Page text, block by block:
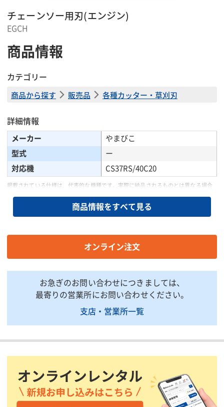
チェーンソー用刃(エンジン)
EGCH
商品情報
カテゴリー
商品から探す 販売品 各種カッター・草刈刃
詳細情報
メーカー
やまびこ
型式
ー
対応機
CS37RS/40C20
掲載されている仕様は、代表的な機種です。実際に納品されるものとは異なる場合
商品説明・特徴
商品用途：エンジン式チェーンソー(CS37RS/40C20)用の刃となり
ます。
願います。
印刷用ページ
商品情報をすべて見る
オンライン注文
お急ぎのお問い合わせにつきましては、
最寄りの営業所にお問い合わせください。
支店・営業所一覧